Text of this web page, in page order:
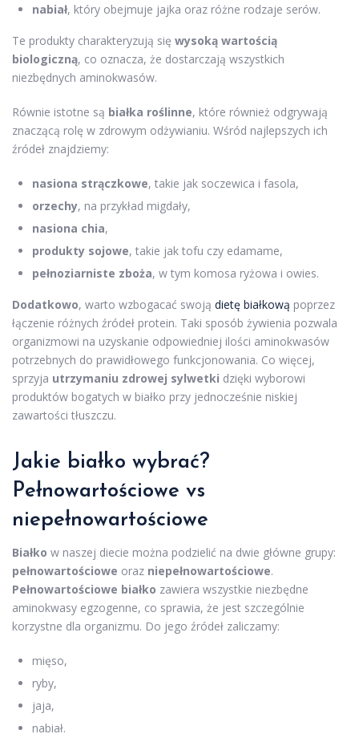
nabiał, który obejmuje jajka oraz różne rodzaje serów.
Te produkty charakteryzują się wysoką wartością
biologiczną, co oznacza, że dostarczają wszystkich
niezbędnych aminokwasów.
Równie istotne są białka roślinne, które również odgrywają
znaczącą rolę w zdrowym odżywianiu. Wśród najlepszych ich
źródeł znajdziemy:
nasiona strączkowe, takie jak soczewica i fasola,
orzechy, na przykład migdały,
nasiona chia,
produkty sojowe, takie jak tofu czy edamame,
pełnoziarniste zboża, w tym komosa ryżowa i owies.
Dodatkowo, warto wzbogacać swoją dietę białkową poprzez
łączenie różnych źródeł protein. Taki sposób żywienia pozwala
organizmowi na uzyskanie odpowiedniej ilości aminokwasów
potrzebnych do prawidłowego funkcjonowania. Co więcej,
sprzyja utrzymaniu zdrowej sylwetki dzięki wyborowi
produktów bogatych w białko przy jednocześnie niskiej
zawartości tłuszczu.
Jakie białko wybrać?
Pełnowartościowe vs
niepełnowartościowe
Białko w naszej diecie można podzielić na dwie główne grupy:
pełnowartościowe oraz niepełnowartościowe.
Pełnowartościowe białko zawiera wszystkie niezbędne
aminokwasy egzogenne, co sprawia, że jest szczególnie
korzystne dla organizmu. Do jego źródeł zaliczamy:
mięso,
ryby,
jaja,
nabiał.